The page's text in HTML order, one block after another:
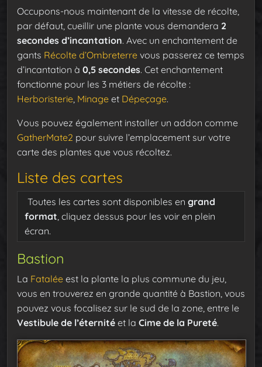
Occupons-nous maintenant de la vitesse de récolte,
par défaut, cueillir une plante vous demandera 2
secondes d’incantation. Avec un enchantement de
gants Récolte d’Ombreterre vous passerez ce temps
d’incantation à 0,5 secondes. Cet enchantement
fonctionne pour les 3 métiers de récolte :
Herboristerie, Minage et Dépeçage.
Vous pouvez également installer un addon comme
GatherMate2 pour suivre l’emplacement sur votre
carte des plantes que vous récoltez.
Liste des cartes
Toutes les cartes sont disponibles en grand
format, cliquez dessus pour les voir en plein
écran.
Bastion
La Fatalée est la plante la plus commune du jeu,
vous en trouverez en grande quantité à Bastion, vous
pouvez vous focalisez sur le sud de la zone, entre le
Vestibule de l’éternité et la Cime de la Pureté.